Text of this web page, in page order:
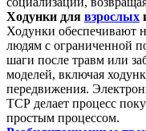
Ходунки для взрослых
Ходунки обеспечивают
людям с ограниченной
шаги после травм или
моделей, включая
передвижения.
ТСР делает процесс
простым процессом.